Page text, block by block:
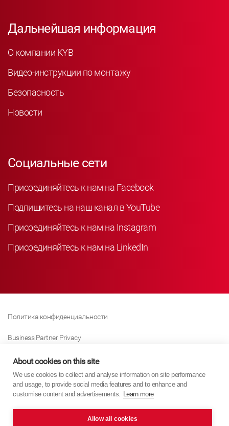
Дальнейшая информация
О компании KYB
Видео-инструкции по монтажу
Безопасность
Новости
Социальные сети
Присоединяйтесь к нам на Facebook
Подпишитесь на наш канал в YouTube
Присоединяйтесь к нам на Instagram
Присоединяйтесь к нам на LinkedIn
Политика конфиденциальности
Business Partner Privacy
Политика Использования Файлов «куки»
Modern Slavery Act Policy
About cookies on this site
We use cookies to collect and analyse information on site performance
and usage, to provide social media features and to enhance and
customise content and advertisements. Learn more
Allow all cookies